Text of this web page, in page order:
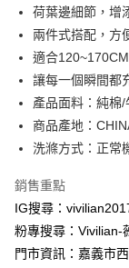
玉山商業銀行
台新國際商業銀行
台灣樂天信用卡公
Google Pay
【大哥付你分期使用
1.本服務由台灣大哥
2.付款方式選擇「大
成交易。
3.實際核准額度、可
4.訂單成立30分鐘內
消。如遇「轉專審核
【繳款方式說明】
AFTEE先享後付
相關說明
AFTEE先享後付是「
便利好安心！
１．簡單：不需註冊
２．便利：只要手機
３．安心：先確認商
ATM付款
貨到付款
運送方式
荷葉邊細節，增
兩件式搭配，方
適合
讓每一個瞬間都
產品面料：純棉/
商品產地：
洗滌方式：正常
銷售重點
IG搜尋：
粉專搜尋：Vivilian-
門市資訊：嘉義市